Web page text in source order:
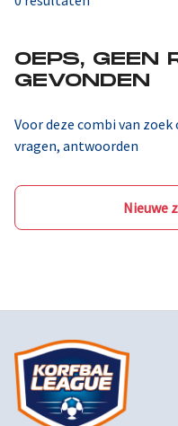
OEPS, GEEN
GEVONDEN
Voor deze combi van
vragen, antwoorden
Nieuwe